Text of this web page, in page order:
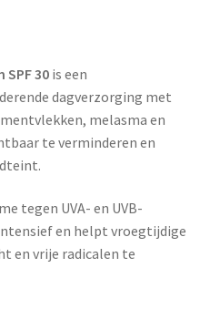
SPF 30is een
dagverzorging met
melasma en
te verminderen en
tegen UVA- en UVB-
en helpt vroegtijdige
en vrije radicalen te